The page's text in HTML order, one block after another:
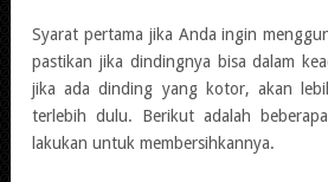
Syarat pertama jika Anda ingin
pastikan jika dindingnya bisa dalam
jika ada dinding yang kotor, akan
terlebih dulu. Berikut adalah
lakukan untuk membersihkannya.